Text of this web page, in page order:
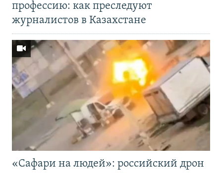
профессию: как преследуют
журналистов в Казахстане
«Cафари на людей»: российский дрон